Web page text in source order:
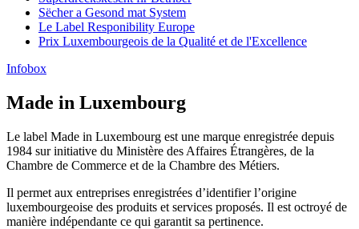
Sëcher a Gesond mat System
Le Label Responibility Europe
Prix Luxembourgeois de la Qualité et de l'Excellence
Infobox
Made in Luxembourg
Le label Made in Luxembourg est une marque enregistrée depuis
1984 sur initiative du Ministère des Affaires Étrangères, de la
Chambre de Commerce et de la Chambre des Métiers.
Il permet aux entreprises enregistrées d’identifier l’origine
luxembourgeoise des produits et services proposés. Il est octroyé de
manière indépendante ce qui garantit sa pertinence.